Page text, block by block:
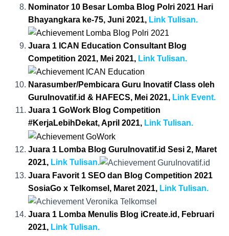
Nominator 10 Besar Lomba Blog Polri 2021 Hari
Bhayangkara ke-75, Juni 2021, Link Tulisan.
Juara 1 ICAN Education Consultant Blog
Competition 2021, Mei 2021, Link Tulisan.
Narasumber/Pembicara Guru Inovatif Class oleh
GuruInovatif.id & HAFECS, Mei 2021, Link Event.
Juara 1 GoWork Blog Competition
#KerjaLebihDekat, April 2021, Link Tulisan.
Juara 1 Lomba Blog GuruInovatif.id Sesi 2, Maret
2021, Link Tulisan.
Juara Favorit 1 SEO dan Blog Competition 2021
SosiaGo x Telkomsel, Maret 2021, Link Tulisan.
Juara 1 Lomba Menulis Blog iCreate.id, Februari
2021, Link Tulisan.